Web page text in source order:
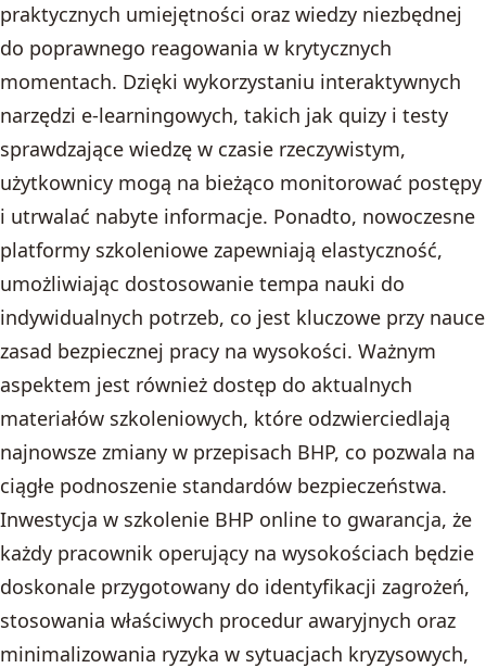
praktycznych umiejętności oraz wiedzy niezbędnej
do poprawnego reagowania w krytycznych
momentach. Dzięki wykorzystaniu interaktywnych
narzędzi e-learningowych, takich jak quizy i testy
sprawdzające wiedzę w czasie rzeczywistym,
użytkownicy mogą na bieżąco monitorować postępy
i utrwalać nabyte informacje. Ponadto, nowoczesne
platformy szkoleniowe zapewniają elastyczność,
umożliwiając dostosowanie tempa nauki do
indywidualnych potrzeb, co jest kluczowe przy nauce
zasad bezpiecznej pracy na wysokości. Ważnym
aspektem jest również dostęp do aktualnych
materiałów szkoleniowych, które odzwierciedlają
najnowsze zmiany w przepisach BHP, co pozwala na
ciągłe podnoszenie standardów bezpieczeństwa.
Inwestycja w szkolenie BHP online to gwarancja, że
każdy pracownik operujący na wysokościach będzie
doskonale przygotowany do identyfikacji zagrożeń,
stosowania właściwych procedur awaryjnych oraz
minimalizowania ryzyka w sytuacjach kryzysowych,